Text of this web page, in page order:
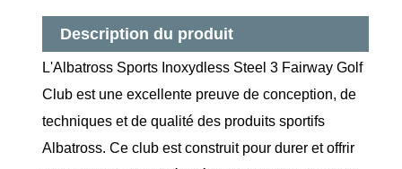
Description du produit
L'Albatross Sports Inoxydless Steel 3 Fairway Golf
Club est une excellente preuve de conception, de
techniques et de qualité des produits sportifs
Albatross. Ce club est construit pour durer et offrir